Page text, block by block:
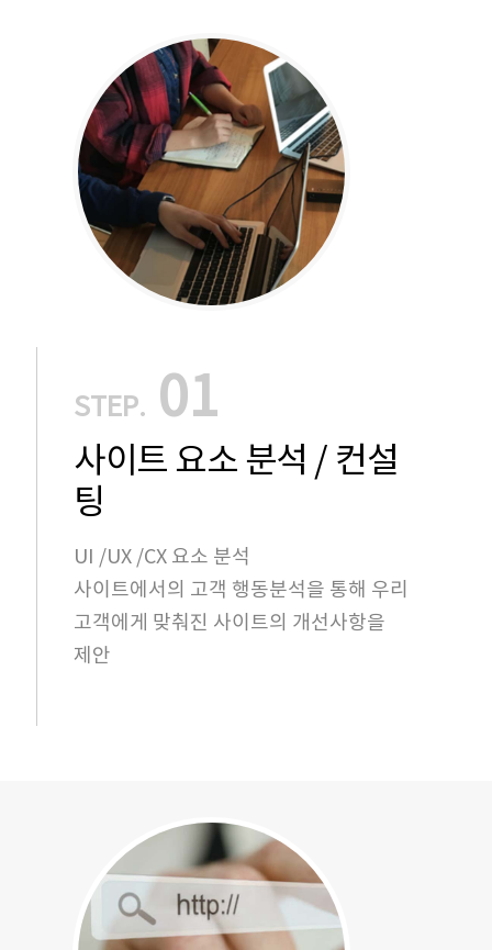
STEP. 01
사이트 요소 분석 / 컨설
팅
UI /UX /CX 요소 분석
사이트에서의 고객 행동분석을 통해 우리
고객에게 맞춰진 사이트의 개선사항을
제안